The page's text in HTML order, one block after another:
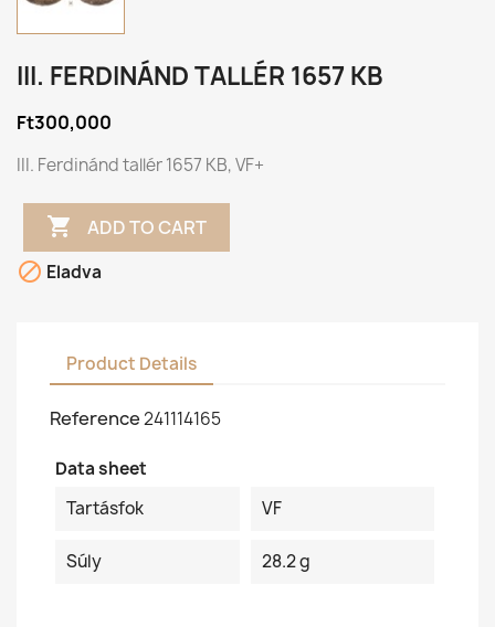
III. FERDINÁND TALLÉR 1657 KB
Ft300,000
III. Ferdinánd tallér 1657 KB, VF+
 ADD TO CART
 Eladva
Product Details
Reference241114165
Data sheet
Tartásfok
VF
Súly 28.2 g